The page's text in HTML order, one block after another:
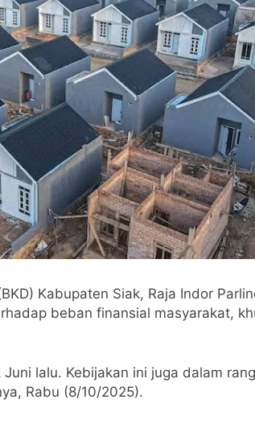
Kabupaten Siak, Raja Indor
beban finansial masyarakat,
lalu. Kebijakan ini juga dalam
Rabu (8/10/2025).